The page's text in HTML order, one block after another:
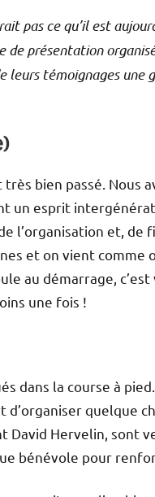
pas ce qu’il est
présentation
leurs témoignages
bien passé. Nous
un esprit
l’organisation et, de
et on vient comme
au démarrage,
une fois !
dans la course à
quelque
David Hervelin, sont
bénévole pour